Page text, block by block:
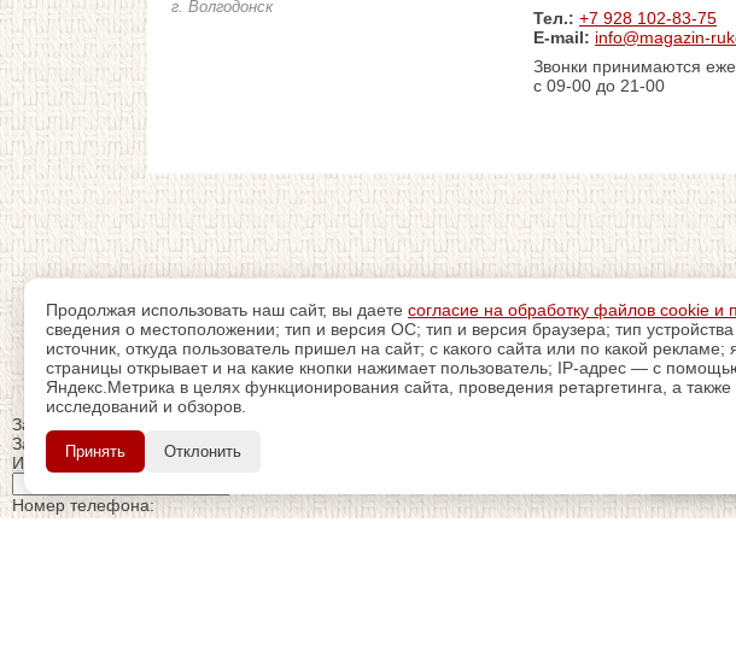
г. Волгодонск
Тел.: +7 928 102-83-75
E-mail: info@magazin-
Звонки принимаются
с 09-00 до 21-00
Продолжая использовать наш сайт, вы даете согласие на обработку файлов cookie и
сведения о местоположении; тип и версия ОС; тип и версия браузера; тип
источник, откуда пользователь пришел на сайт; с какого сайта или по какой
страницы открывает и на какие кнопки нажимает пользователь; IP-адрес — с
Яндекс.Метрика в целях функционирования сайта, проведения ретаргетинга, а также
исследований и обзоров.
Принять Отклонить
Закрыть
Заказ обратного звонка
Имя Отчество:
Номер телефона:
с кодом города